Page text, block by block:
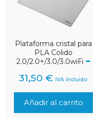
Plataforma cristal para
PLA Colido
2.0/2.0+/3.0/3.0wiFi
31,50 € IVA incluido
Añadir al carrito